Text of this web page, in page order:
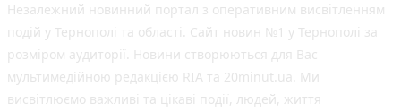
Незалежний новинний портал з оперативним висвітленням
подій у Тернополі та області. Сайт новин №1 у Тернополі за
розміром аудиторії. Новини створюються для Вас
мультимедійною редакцією RIA та 20minut.ua. Ми
висвітлюємо важливі та цікаві події, людей, життя